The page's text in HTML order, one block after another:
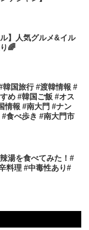
】人気グルメ&イル
🌈
韓国旅行 #渡韓情報 #
め #韓国ご飯 #オス
情報 #南大門 #ナン
食べ歩き #南大門市
湯を食べてみた！#
料理 #中毒性あり#